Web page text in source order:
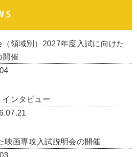
領域別）2027年度入試に向けた
開催
ンタビュー
映画専攻入試説明会の開催